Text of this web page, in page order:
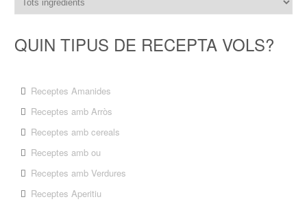
QUIN TIPUS DE RECEPTA VOLS?
Receptes Amanides
Receptes amb Arròs
Receptes amb cereals
Receptes amb ou
Receptes amb Verdures
Receptes Aperitiu